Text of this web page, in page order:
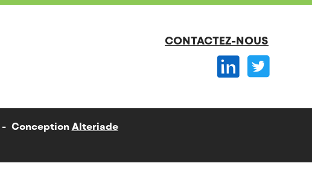
CONTACTEZ-NOUS
Conception Alteriade